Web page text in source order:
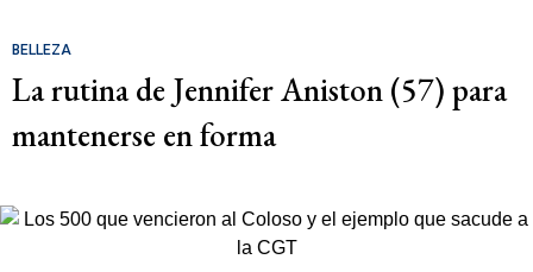
BELLEZA
La rutina de Jennifer Aniston (57) para
mantenerse en forma